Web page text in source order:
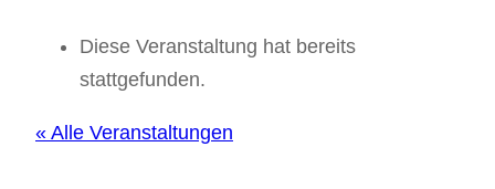
Diese Veranstaltung hat bereits
stattgefunden.
« Alle Veranstaltungen